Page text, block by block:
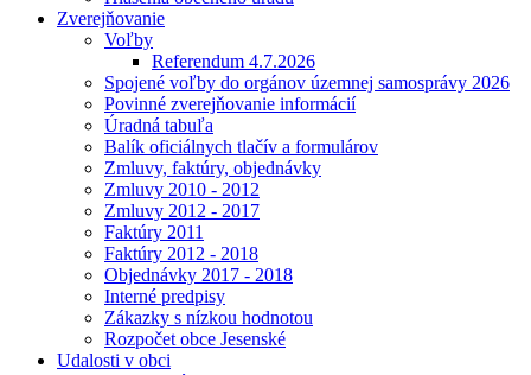
Zverejňovanie
Voľby
Referendum 4.7.2026
Spojené voľby do orgánov územnej samosprávy 2026
Povinné zverejňovanie informácií
Úradná tabuľa
Balík oficiálnych tlačív a formulárov
Zmluvy, faktúry, objednávky
Zmluvy 2010 - 2012
Zmluvy 2012 - 2017
Faktúry 2011
Faktúry 2012 - 2018
Objednávky 2017 - 2018
Interné predpisy
Zákazky s nízkou hodnotou
Rozpočet obce Jesenské
Udalosti v obci